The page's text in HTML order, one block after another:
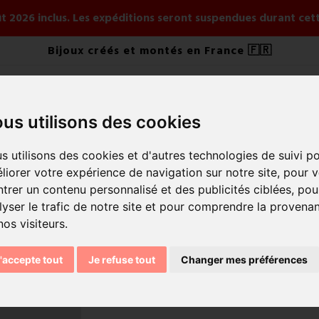
utilisons des cookies
utilisons des cookies et d'autres technologies de suivi
votre expérience de navigation sur notre site, pour
un contenu personnalisé et des publicités ciblées,
le trafic de notre site et pour comprendre la
visiteurs.
tout Je refuse tout Changer mes préférences
2026 inclus. Les expéditions seront suspendues durant
Bijoux créés et montés en France 🇫🇷
PAR STYLE PAR COLLECTION NOUVEAUTÉS
Boucles